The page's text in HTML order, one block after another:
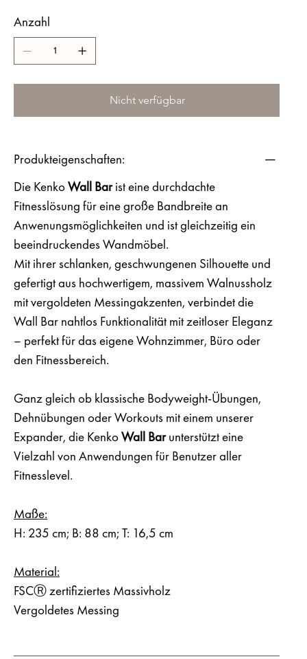
Anzahl
Nicht verfügbar
Produkteigenschaften:
Die KenkoWall Barist eine durchdachte
Fitnesslösung für eine große Bandbreite an
Anwenungsmöglichkeiten und ist gleichzeitig ein
beeindruckendes Wandmöbel.
Mit ihrer schlanken, geschwungenen Silhouette und
gefertigt aus hochwertigem, massivem Walnussholz
mit vergoldeten Messingakzenten, verbindet die
Wall Bar nahtlos Funktionalität mit zeitloser Eleganz
– perfekt für das eigene Wohnzimmer, Büro oder
den Fitnessbereich.
Ganz gleich ob klassische Bodyweight-Übungen,
Dehnübungen oder Workouts mit einem unserer
Expander, die KenkoWall Barunterstützt eine
Vielzahl von Anwendungen für Benutzer aller
Fitnesslevel.
Maße:
H: 235 cm; B: 88 cm; T: 16,5 cm
Material:
FSCⓇ zertifiziertes Massivholz
Vergoldetes Messing